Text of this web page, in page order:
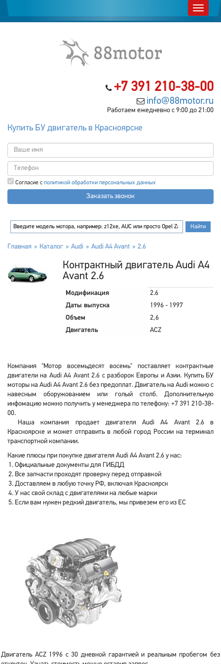
+7 391 210-38-00
info@88motor.ru
Работаем ежедневно с 9:00 до 21:00
Купить БУ двигатель в Красноярске
Согласие с политикой обработки персональных данных
Заказать звонок
Главная Каталог Audi Audi A4 Avant 2.6
Контрактный двигатель Audi A4
Avant 2.6
Модификация
2.6
Даты выпуска
1996 - 1997
Объем
2,6
Двигатель
ACZ
Компания "Мотор восемьдесят восемь" поставляет контрактные
двигатели на Audi A4 Avant 2.6 с разборок Европы и Азии. Купить БУ
моторы на Audi A4 Avant 2.6 без предоплат. Двигатель на Audi можно с
навесным оборужованием или голый столб. Дополнительную
инфомацию можно получить у менеджера по телефону: +7 391 210-38-
00.
Наша компания продает двигателя Audi A4 Avant 2.6 в
Красноярске и может отправить в любой город России на терминал
транспортной компании.
Какие плюсы при покупке двигателя Audi A4 Avant 2.6 у нас:
Официальные документы для ГИБДД
Все запчасти проходят проверку перед отправкой
Доставляем в любую точку РФ, включая Красноярск
У нас свой склад с двигателями на любые марки
Если вам нужен редкий двигатель, мы привезем его из ЕС
Двигатель ACZ 1996 с 30 дневной гарантией и реальным пробегом без